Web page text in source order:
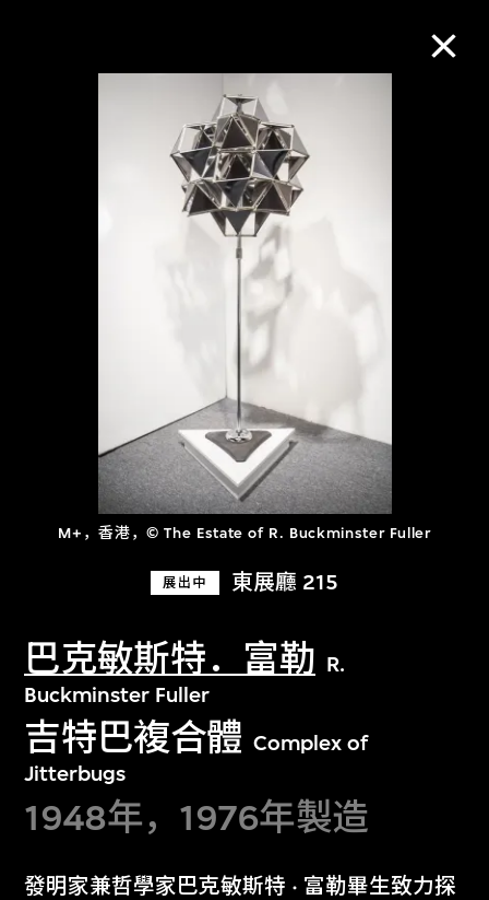
M+，香港，© The Estate of R. Buckminster Fuller
展出中 東展廳 215
巴克敏斯特．富勒 R.
Buckminster Fuller
吉特巴複合體 Complex of
Jitterbugs
1948年，1976年製造
發明家兼哲學家巴克敏斯特 · 富勒畢生致力探
M+藏品
进一步筛选
探索世界顶级的二十及二十一世纪视觉
文化藏品。